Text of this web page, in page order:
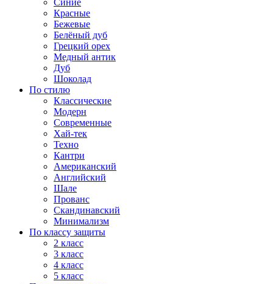
Синие
Красные
Бежевые
Белёный дуб
Грецкий орех
Медный антик
Дуб
Шоколад
По стилю
Классические
Модерн
Современные
Хай-тек
Техно
Кантри
Американский
Английский
Шале
Прованс
Скандинавский
Минимализм
По классу защиты
2 класс
3 класс
4 класс
5 класс